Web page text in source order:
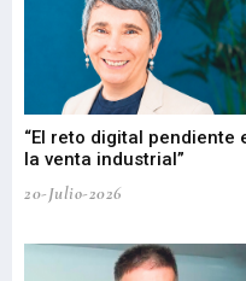
“El reto digital pendiente
la venta industrial”
20-Julio-2026